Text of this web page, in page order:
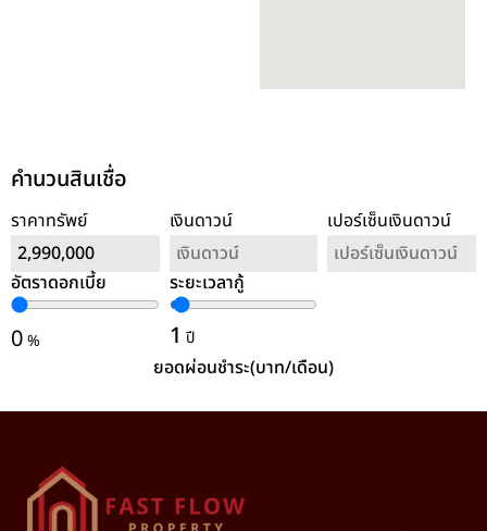
คำนวนสินเชื่อ
ราคาทรัพย์ เงินดาวน์ เปอร์เซ็นเงินดาวน์
อัตราดอกเบี้ย
0%
ระยะเวลากู้
1 ปี
ยอดผ่อนชำระ(บาท/เดือน)